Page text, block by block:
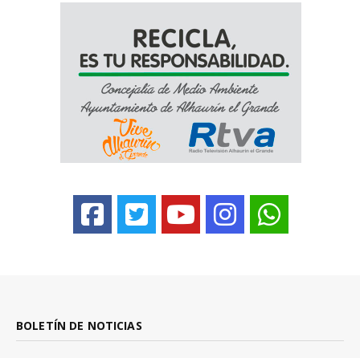
BOLETÍN DE NOTICIAS